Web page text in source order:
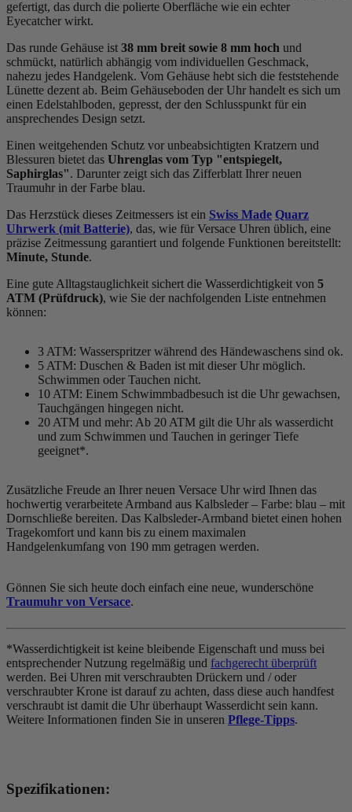
gefertigt, das durch die polierte Oberfläche wie ein echter
Eyecatcher wirkt.
Das runde Gehäuse ist 38 mm breit sowie 8 mm hoch und
schmückt, natürlich abhängig vom individuellen Geschmack,
nahezu jedes Handgelenk. Vom Gehäuse hebt sich die feststehende
Lünette dezent ab. Beim Gehäuseboden der Uhr handelt es sich um
einen Edelstahlboden, gepresst, der den Schlusspunkt für ein
ansprechendes Design setzt.
Einen weitgehenden Schutz vor unbeabsichtigten Kratzern und
Blessuren bietet das Uhrenglas vom Typ "entspiegelt,
Saphirglas". Darunter zeigt sich das Zifferblatt Ihrer neuen
Traumuhr in der Farbe blau.
Das Herzstück dieses Zeitmessers ist ein Swiss Made Quarz
Uhrwerk (mit Batterie), das, wie für Versace Uhren üblich, eine
präzise Zeitmessung garantiert und folgende Funktionen bereitstellt:
Minute, Stunde.
Eine gute Alltagstauglichkeit sichert die Wasserdichtigkeit von 5
ATM (Prüfdruck), wie Sie der nachfolgenden Liste entnehmen
können:
3 ATM: Wasserspritzer während des Händewaschens sind ok.
5 ATM: Duschen & Baden ist mit dieser Uhr möglich.
Schwimmen oder Tauchen nicht.
10 ATM: Einem Schwimmbadbesuch ist die Uhr gewachsen,
Tauchgängen hingegen nicht.
20 ATM und mehr: Ab 20 ATM gilt die Uhr als wasserdicht
und zum Schwimmen und Tauchen in geringer Tiefe
geeignet*.
Zusätzliche Freude an Ihrer neuen Versace Uhr wird Ihnen das
hochwertig verarbeitete Armband aus Kalbsleder – Farbe: blau – mit
Dornschließe bereiten. Das Kalbsleder-Armband bietet einen hohen
Tragekomfort und kann bis zu einem maximalen
Handgelenkumfang von 190 mm getragen werden.
Gönnen Sie sich heute doch einfach eine neue, wunderschöne
Traumuhr von Versace.
*Wasserdichtigkeit ist keine bleibende Eigenschaft und muss bei
entsprechender Nutzung regelmäßig und fachgerecht überprüft
werden. Bei Uhren mit verschraubten Drückern und / oder
verschraubter Krone ist darauf zu achten, dass diese auch handfest
verschraubt ist damit die Uhr überhaupt Wasserdicht sein kann.
Weitere Informationen finden Sie in unseren Pflege-Tipps.
Spezifikationen: